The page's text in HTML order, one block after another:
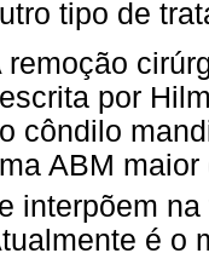
tipo de
remoção
por
côndilo
ABM
interpõem
é o